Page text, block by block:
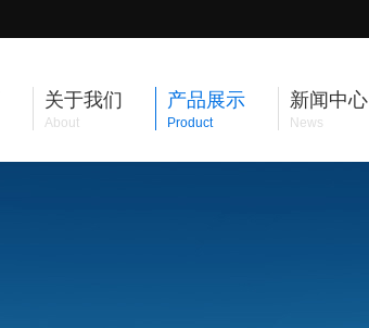
关于我们
About
产品展示
Product
新闻中心
News